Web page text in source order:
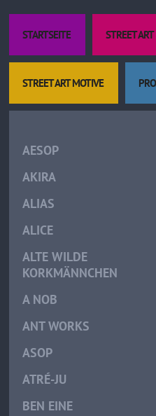
STARTSEITE STREET
STREET ART MOTIVE
AESOP
AKIRA
ALIAS
ALICE
ALTE WILDE
KORKMÄNNCHEN
A NOB
ANT WORKS
ASOP
ATRÉ-JU
BEN EINE